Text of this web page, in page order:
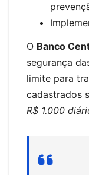
O Banco
segurança
limite para
cadastrados
R$ 1.000